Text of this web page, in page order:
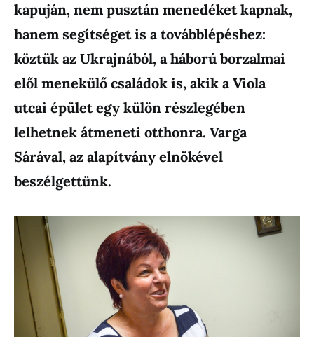
kapuján, nem pusztán menedéket kapnak,
hanem segítséget is a továbblépéshez:
köztük az Ukrajnából, a háború borzalmai
elől menekülő családok is, akik a Viola
utcai épület egy külön részlegében
lelhetnek átmeneti otthonra. Varga
Sárával, az alapítvány elnökével
beszélgettünk.